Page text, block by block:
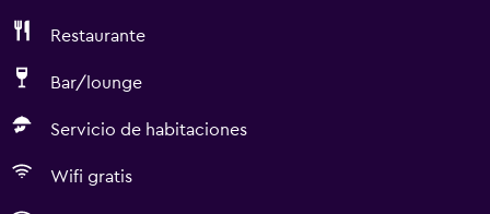
Restaurante
Bar/lounge
Servicio de habitaciones
Wifi gratis